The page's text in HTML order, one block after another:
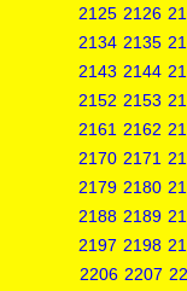
2125 2126
2134 2135
2143 2144
2152 2153
2161 2162
2170 2171
2179 2180
2188 2189
2197 2198
2206 2207